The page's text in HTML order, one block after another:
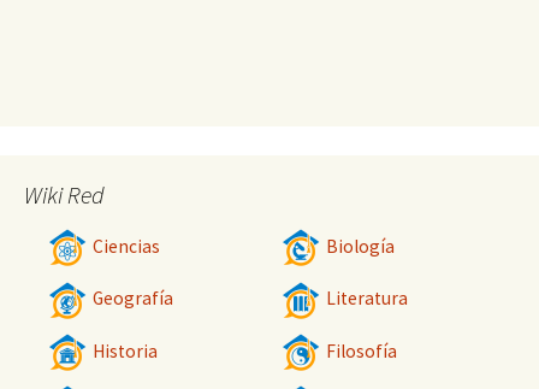
Wiki Red
Ciencias Biología
Geografía Literatura
Historia Filosofía